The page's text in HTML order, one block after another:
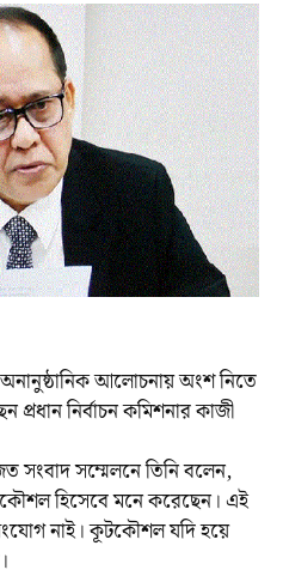
আলোচনায় অংশ নিতে
প্রধান নির্বাচন কমিশনার কাজী
সংবাদ সম্মেলনে তিনি বলেন,
হিসেবে মনে করেছেন। এই
নাই। কূটকৌশল যদি হয়ে